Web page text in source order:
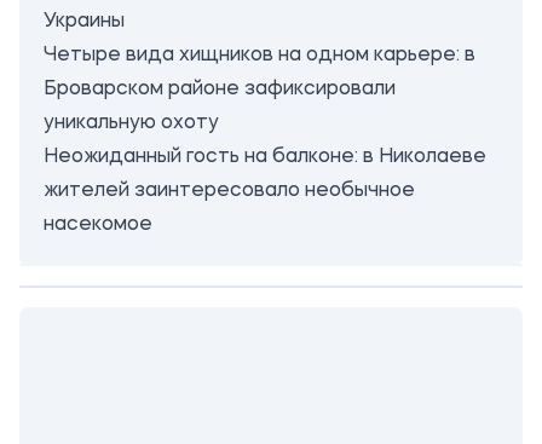
Украины
Четыре вида хищников на одном карьере: в
Броварском районе зафиксировали
уникальную охоту
Неожиданный гость на балконе: в Николаеве
жителей заинтересовало необычное
насекомое